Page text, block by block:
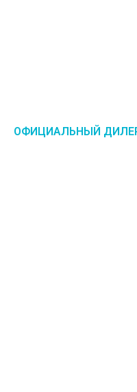
ОФИЦИАЛЬНЫЙ